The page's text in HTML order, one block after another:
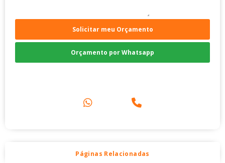
Solicitar meu Orçamento
Orçamento por Whatsapp
Páginas Relacionadas